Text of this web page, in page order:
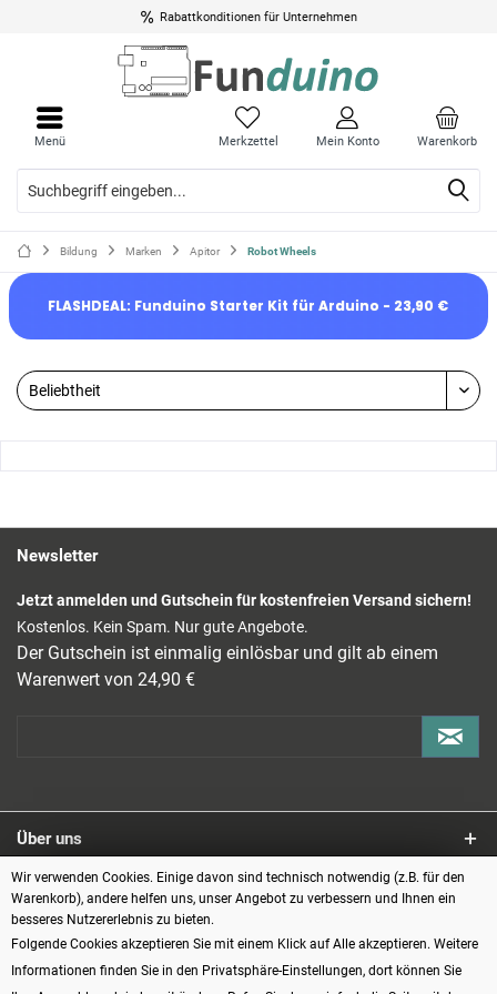
Rabattkonditionen für Unternehmen
Warenkorb
Merkzettel Mein Konto
Menü
Bildung Marken Apitor Robot Wheels
FLASHDEAL: Funduino Starter Kit für Arduino - 23,90 €
Newsletter
Jetzt anmelden und Gutschein für kostenfreien Versand sichern!
Kostenlos. Kein Spam. Nur gute Angebote.
Der Gutschein ist einmalig einlösbar und gilt ab einem
Warenwert von 24,90 €
Über uns
Service
Informationen
Wir verwenden Cookies. Einige davon sind technisch notwendig (z.B. für den
Warenkorb), andere helfen uns, unser Angebot zu verbessern und Ihnen ein
besseres Nutzererlebnis zu bieten.
Folgende Cookies akzeptieren Sie mit einem Klick auf Alle akzeptieren. Weitere
Informationen finden Sie in den Privatsphäre-Einstellungen, dort können Sie